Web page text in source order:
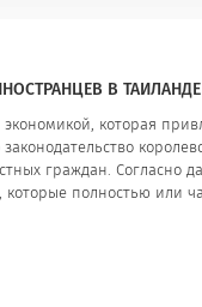
В ТАИЛАНДЕ
которая
граждан. Согласно
которые полностью или